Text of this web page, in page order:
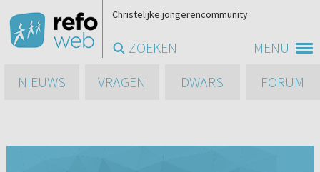
MENU
Christelijke jongerencommunity
ZOEKEN
NIEUWS
VRAGEN DWARS FORUM